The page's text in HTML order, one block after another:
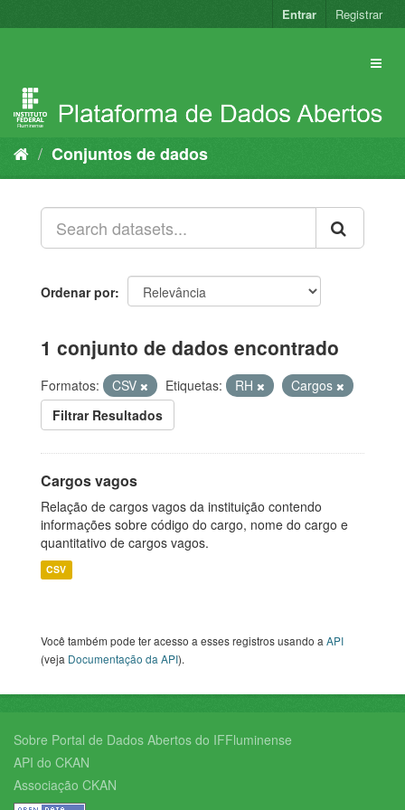
para
Entrar Registrar
Conjuntos de dados
Ordenar por
1 conjunto de dados encontrado
Formatos: CSV Etiquetas: RH
Cargos
Filtrar Resultados
Cargos vagos
Relação de cargos vagos da instituição contendo
informações sobre código do cargo, nome do cargo e
quantitativo de cargos vagos.
CSV
Você também pode ter acesso a esses registros usando aAPI
(veja Documentação da API).
Sobre Portal de Dados Abertos do IFFluminense
API do CKAN
Associação CKAN